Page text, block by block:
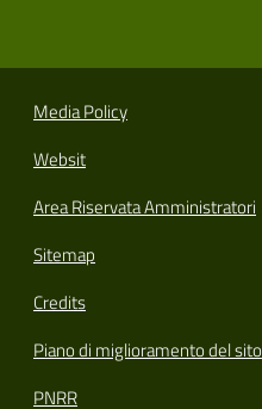
Media Policy
Websit
Area Riservata Amministratori
Sitemap
Credits
Piano di miglioramento del sito
PNRR